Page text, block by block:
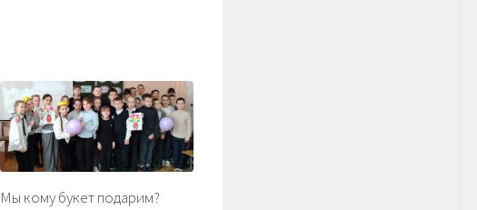
Мы кому букет подарим?